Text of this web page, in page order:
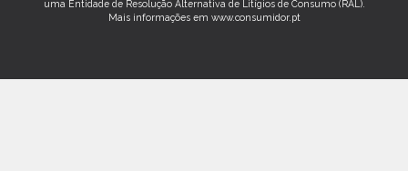
uma Entidade de Resolução Alternativa de Litígios de Consumo (RAL).
Mais informações em www.consumidor.pt